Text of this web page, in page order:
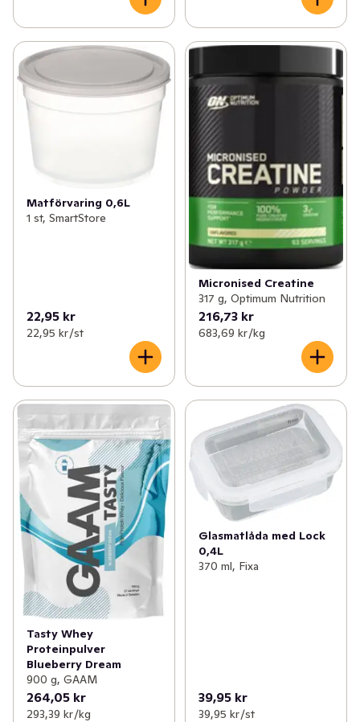
Matförvaring 0,6L
1 st, SmartStore
22,95 kr
22,95 kr /st
Micronised Creatine
317 g, Optimum Nutrition
216,73 kr
683,69 kr /kg
Tasty Whey
Proteinpulver
Blueberry Dream
900 g, GAAM
264,05 kr
293,39 kr /kg
Glasmatlåda med Lock
0,4L
370 ml, Fixa
39,95 kr
39,95 kr /st